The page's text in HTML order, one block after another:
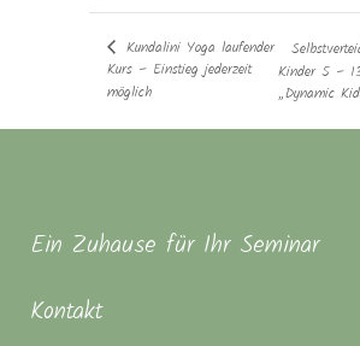
Kundalini Yoga laufender
Kurs – Einstieg jederzeit
möglich
Kinder 5 –
„Dynamic
Ein Zuhause für Ihr Seminar
Kontakt